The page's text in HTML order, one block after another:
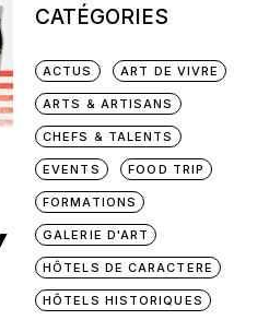
CATÉGORIES
ACTUS ART DE VIVRE
ARTS & ARTISANS
CHEFS & TALENTS
EVENTS FOOD TRIP
FORMATIONS
GALERIE D'ART
HÔTELS DE CARACTERE
HÔTELS HISTORIQUES